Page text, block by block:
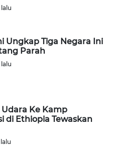
Ungkap Tiga Negara Ini
Parah
Ke Kamp
di Ethiopia Tewaskan